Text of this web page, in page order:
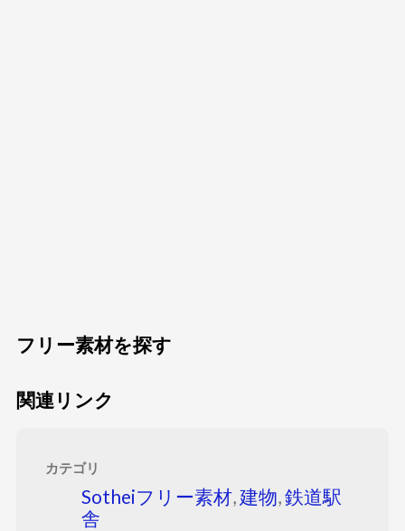
フリー素材を探す
関連リンク
カテゴリ
Sotheiフリー素材,建物,鉄道駅
舎